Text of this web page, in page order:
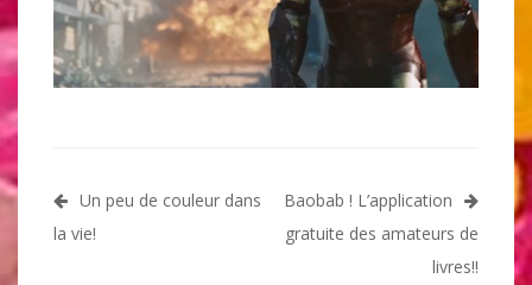
Navigation
de
Un peu de couleur dans
la vie!
Baobab ! L’application
gratuite des amateurs de
livres!!